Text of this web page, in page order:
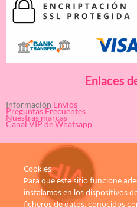
Enlaces
Información Envíos
Preguntas Frecuentes
Nuestras marcas
Canal VIP de Whatsapp
Cookies
Para que este sitio funcione
instalamos en los dispositivos